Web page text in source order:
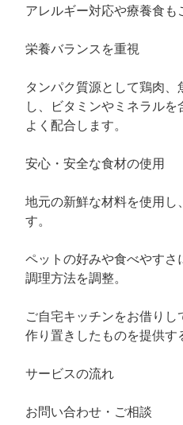
アレルギー対応や療養食も
栄養バランスを重視
タンパク質源として鶏肉、
し、ビタミンやミネラル
よく配合します。
安心・安全な食材の使用
地元の新鮮な材料を使用し
す。
ペットの好みや食べやす
調理方法を調整。
ご自宅キッチンをお借り
作り置きしたものを提供す
サービスの流れ
お問い合わせ・ご相談